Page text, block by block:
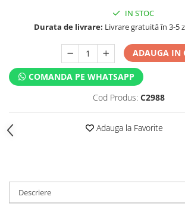
IN STOC
Durata de livrare: Livrare gratuită în 3-5
ADAUGA IN
COMANDA PE WHATSAPP
Cod Produs: C2988
Adauga la Favorite
Descriere